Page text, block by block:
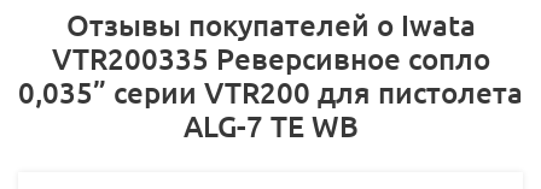
Отзывы покупателей о Iwata
VTR200335 Реверсивное сопло
0,035” серии VTR200 для пистолета
ALG-7 TE WB